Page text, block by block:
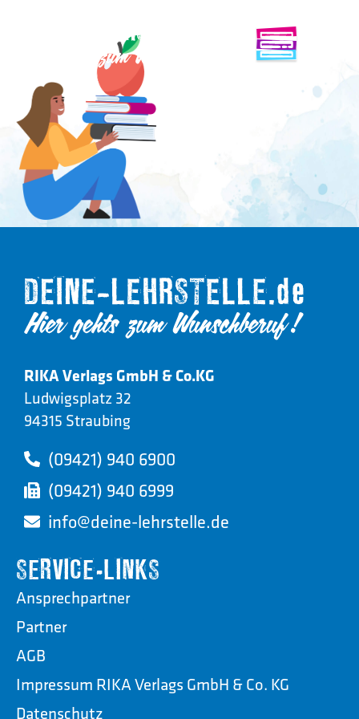
RIKA Verlags GmbH & Co.KG
Ludwigsplatz 32
94315 Straubing
(09421) 940 6900
(09421) 940 6999
info@deine-lehrstelle.de
SERVICE-LINKS
Ansprechpartner
Partner
AGB
Impressum RIKA Verlags GmbH & Co. KG
Datenschutz